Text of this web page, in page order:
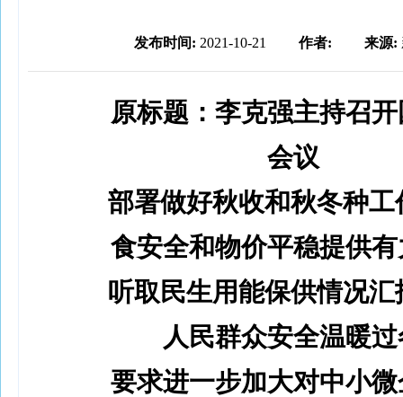
发布时间: 2021-10-21 作者: 来源:
原标题：李克强主持召
会议
部署做好秋收和秋冬种工
食安全和物价平稳提供
听取民生用能保供情况汇
人民群众安全温暖
要求进一步加大对中小